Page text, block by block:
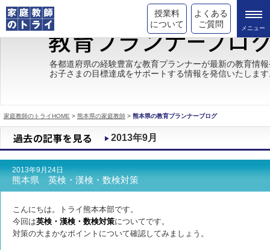
授業料
について
よくある
ご質問
トライの教育理念
成績が上がる理由
都道府県別情報
合格体験談
キャンペーン情報
各都道府県の経験豊富な教育プランナーが最新の教育情
お子さまの目標達成をサポートする情報を発信いたしま
家庭教師のトライHOME > 熊本県の家庭教師 > 熊本県の教育プランナーブログ
2013年9月
2013年9月24日
熊本県 英検・漢検・数検対策
こんにちは。トライ熊本本部です。
今回は英検・漢検・数検対策についてです。
対策の大まかなポイントについて確認してみましょう。